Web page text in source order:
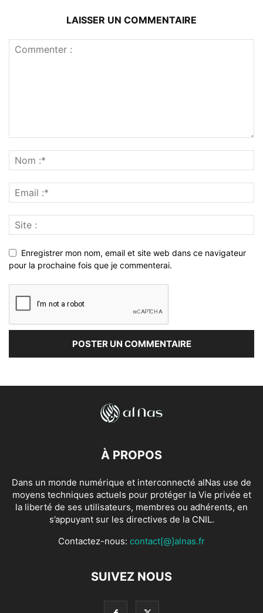
LAISSER UN COMMENTAIRE
Enregistrer mon nom, email et site web dans ce navigateur
pour la prochaine fois que je commenterai.
À PROPOS
Dans un monde numérique et interconnecté alNas use de
moyens techniques actuels pour protéger la Vie privée et
la liberté de ses utilisateurs, membres ou adhérents, en
s’appuyant sur les directives de la CNIL.
Contactez-nous: contact[@]alnas.fr
SUIVEZ NOUS